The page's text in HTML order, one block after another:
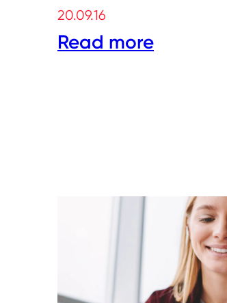
20.09.16
Read more